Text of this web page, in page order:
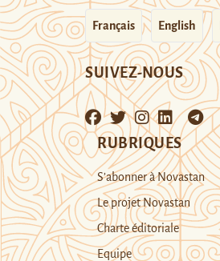
Français English
SUIVEZ-NOUS
RUBRIQUES
S’abonner à Novastan
Le projet Novastan
Charte éditoriale
Equipe